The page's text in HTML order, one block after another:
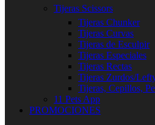
Tijeras Scissors
Tijeras Chunker
Tijeras Curvas
Tijeras de Esculpir
Tijeras Especiales
Tijeras Rectas
Tijeras Zurdos/
Tijeras, Cepillos,
11 Pets App
PROMOCIONES